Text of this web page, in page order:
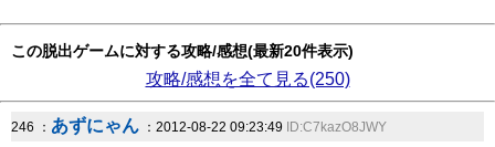
この脱出ゲームに対する攻略/感想(最新20件表示)
攻略/感想を全て見る(250)
246 ： あずにゃん ：2012-08-22 09:23:49 ID:C7kazO8JWY